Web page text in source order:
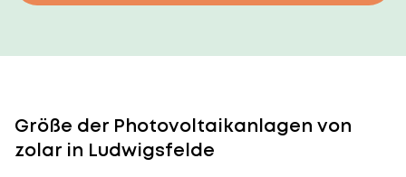
Größe der Photovoltaikanlagen von
zolar in Ludwigsfelde